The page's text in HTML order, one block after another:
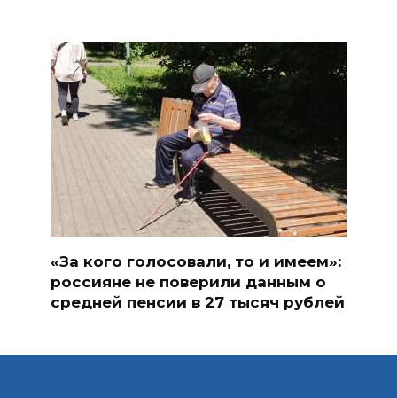
«За кого голосовали, то и имеем»:
россияне не поверили данным о
средней пенсии в 27 тысяч рублей